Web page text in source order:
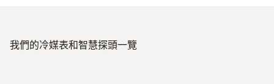
我們的冷媒表和智慧探頭一覽